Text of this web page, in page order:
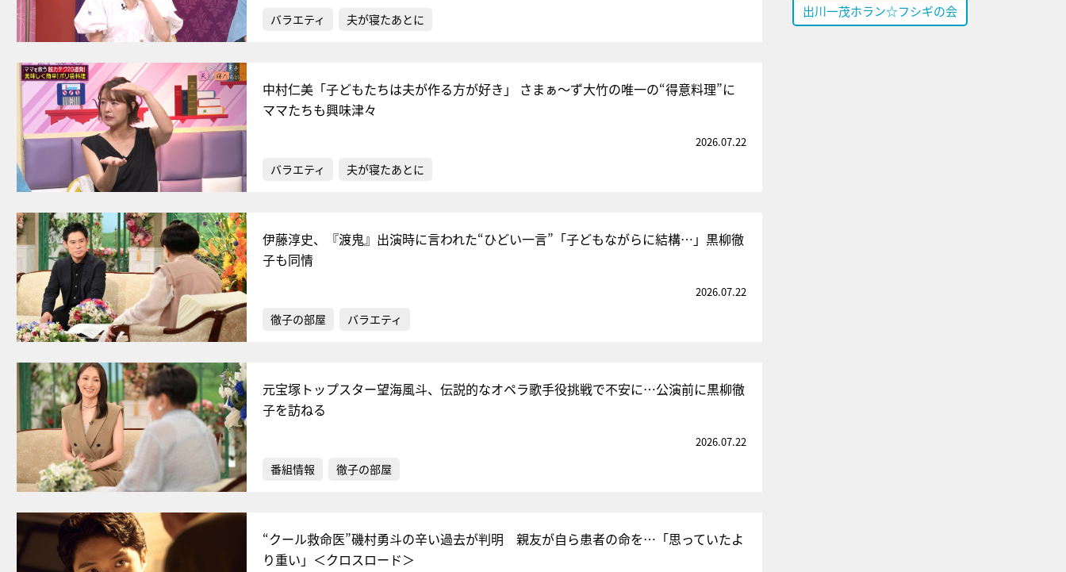
バラエティ 夫が寝たあとに
中村仁美「子どもたちは夫が作る方が好き」 さまぁ～ず大竹の唯一の“得意料理”に
ママたちも興味津々
2026.07.22
バラエティ 夫が寝たあとに
伊藤淳史、『渡鬼』出演時に言われた“ひどい一言”「子どもながらに結構…」黒柳徹
子も同情
2026.07.22
徹子の部屋 バラエティ
元宝塚トップスター望海風斗、伝説的なオペラ歌手役挑戦で不安に…公演前に黒柳徹
子を訪ねる
2026.07.22
番組情報 徹子の部屋
“クール救命医”磯村勇斗の辛い過去が判明 親友が自ら患者の命を…「思っていたよ
り重い」＜クロスロード＞
出川一茂ホラン☆フシギの会